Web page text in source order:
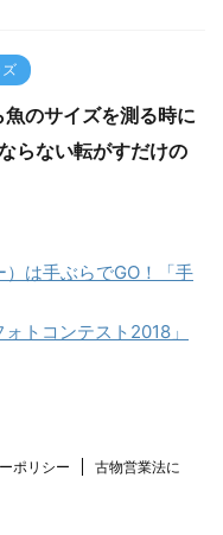
のサイズを測る時に
らない転がすだけの
は手ぶらでGO！「手
トコンテスト2018」
ポリシー
古物営業法に